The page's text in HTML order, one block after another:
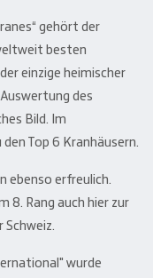
gehört der
besten
einzige heimischer
des
Bild. Im
Top 6 Kranhäusern.
ebenso erfreulich.
8. Rang auch hier zur
Schweiz.
wurde